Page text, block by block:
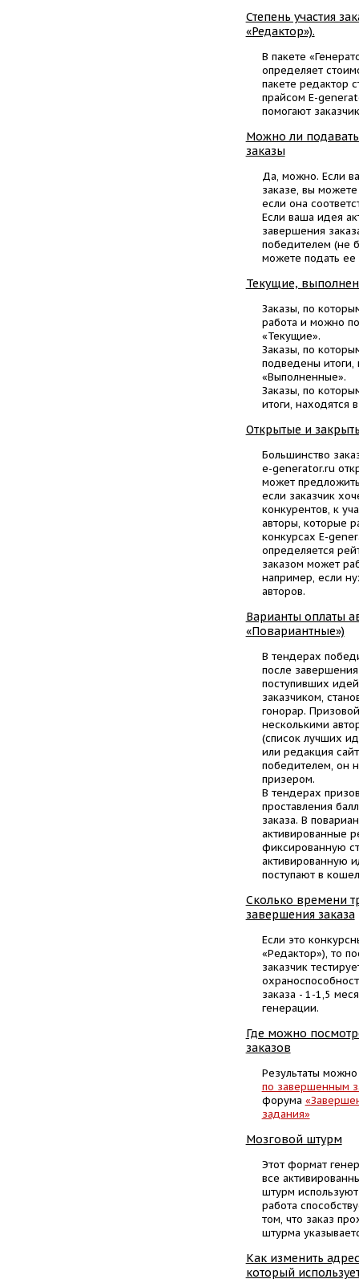
Степень участия
«Редактор»).
В пакете
определяет
пакете редактор
прайсом E-
помогают
Можно ли
заказы
Да, можно. Если
заказе, вы
если она
Если ваша идея
завершения
победителем (не
можете подать ее
Текущие,
Заказы, по
работа и можно
«Текущие».
Заказы, по
подведены итоги,
«Выполненные».
Заказы, по
итоги, находятся
Открытые и
Большинство
e-generator.ru
может
если заказчик
конкурентов, к
авторы, которые
конкурсах E-
определяется
заказом может
например, если
авторов.
Варианты оплаты
«Повариантные»)
В тендерах
после
поступивших
заказчиком,
гонорар.
несколькими
(список лучших
или редакция
победителем, он
призером.
В тендерах
проставления
заказа. В
активированные
фиксированную
активированную
поступают в
Сколько времени
завершения заказа
Если это
«Редактор»), то
заказчик
заказа - 1-1,5
генерации.
Где можно
заказов
Результаты
по завершенным
форума
задания»
Мозговой штурм
Этот формат
все
штурм используют
работа
том, что заказ
штурма
Как изменить
который